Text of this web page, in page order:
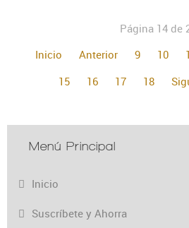
Página 14 de
Inicio
Anterior 9 10
15
16 17 18
Menú Principal
Inicio
Suscríbete y Ahorra